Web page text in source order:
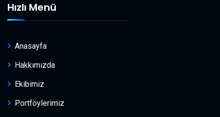
Hızlı Menü
Anasayfa
Hakkımızda
Ekibimiz
Portföylerimiz